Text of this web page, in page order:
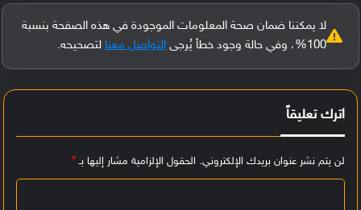
لا يمكننا ضمان صحة المعلومات الموجودة في هذه الصفحة بنسبة
100%، وفي حالة وجود خطأ يُرجى
التواصل معنا لتصحيحه.
اترك تعليقاً
لن يتم نشر عنوان بريدك الإلكتروني. الحقول الإلزامية مشار إليها بـ*